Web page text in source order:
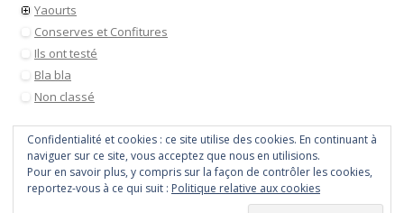
Yaourts
Conserves et Confitures
Ils ont testé
Bla bla
Non classé
• Site utilisantWordPress
Confidentialité et cookies : ce site utilise des cookies. En continuant à
naviguer sur ce site, vous acceptez que nous en utilisions.
Pour en savoir plus, y compris sur la façon de contrôler les cookies,
reportez-vous à ce qui suit : Politique relative aux cookies